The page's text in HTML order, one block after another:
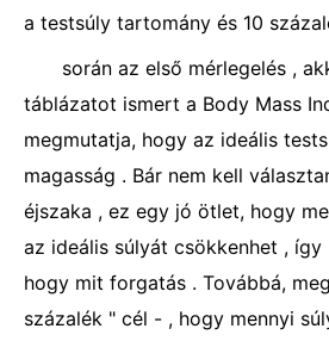
a testsúly tartomány és 10
során az első mérlegelés ,
táblázatot ismert a Body Mass
megmutatja, hogy az ideális
magasság . Bár nem kell
éjszaka , ez egy jó ötlet, hogy
az ideális súlyát csökkenhet ,
hogy mit forgatás . Továbbá,
százalék " cél - , hogy mennyi